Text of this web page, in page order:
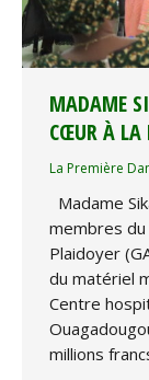
MADAME
CŒUR À LA
La Première
Madame
membres du
Plaidoyer
du matériel
Centre
millions